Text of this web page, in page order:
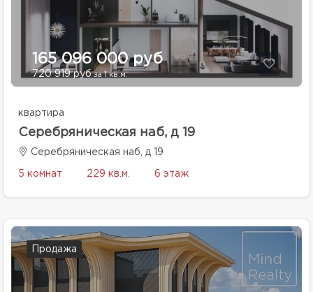
165 096 000 руб
720 919 рубза 1 кв.м.
квартира
Серебряническая наб, д 19
Серебряническая наб, д 19
5 комнат 229 кв.м. 6 этаж
Продажа